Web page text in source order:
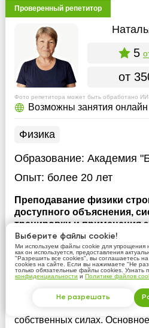
Проверенный репетитор
5
от
Фото репетитора может быть обработано ИИ
Возможны занятия онлайн
Физика
Образование: Академия
Опыт: более 20 лет
Преподавание физики
доступного объяснения,
тренировки и применения
ситуациях. Цель —
навыков решения задач и
собственных силах.
на сочетании доступного
реальных ситуациях. Цель
устойчивых навыков
собственных силах.
Выберите файлы cookie!
Ми используем файлы cookie для упрощения
как он используется, предоставления
"Разрешить все cookies", вы соглашаетесь
cookies на сайте. Если вы нажимаете "Не
только обязательные файлы cookies. Узнать
конфиденциальности и Политике файлов
Не разрешать